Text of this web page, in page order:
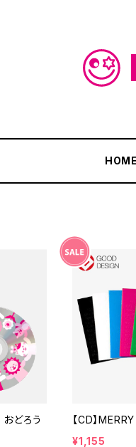
HOME
おどろう
【CD】
¥1,155